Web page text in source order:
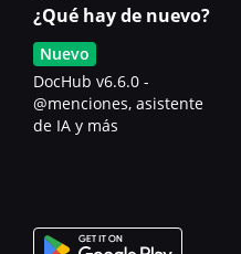
¿Qué hay de nuevo?
Nuevo
DocHub v6.6.0 -
@menciones, asistente
de IA y más